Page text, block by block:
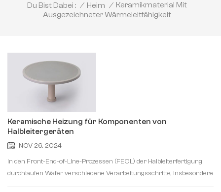
Du Bist Dabei : / Heim / Keramikmaterial Mit
Ausgezeichneter Wärmeleitfähigkeit
Keramische Heizung für Komponenten von
Halbleitergeräten
NOV 26, 2024
In den Front-End-of-Line-Prozessen (FEOL) der Halbleiterfertigung
durchlaufen Wafer verschiedene Verarbeitungsschritte, insbesondere
das Erhitzen auf eine bestimmte Temperatur mit strengen